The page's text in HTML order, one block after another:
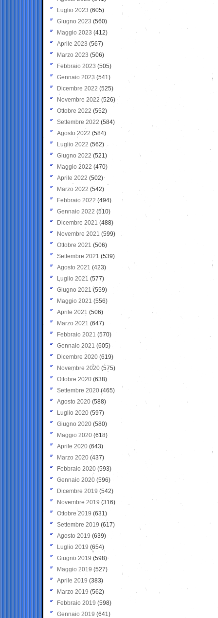
Luglio 2023 (605)
Giugno 2023 (560)
Maggio 2023 (412)
Aprile 2023 (567)
Marzo 2023 (506)
Febbraio 2023 (505)
Gennaio 2023 (541)
Dicembre 2022 (525)
Novembre 2022 (526)
Ottobre 2022 (552)
Settembre 2022 (584)
Agosto 2022 (584)
Luglio 2022 (562)
Giugno 2022 (521)
Maggio 2022 (470)
Aprile 2022 (502)
Marzo 2022 (542)
Febbraio 2022 (494)
Gennaio 2022 (510)
Dicembre 2021 (488)
Novembre 2021 (599)
Ottobre 2021 (506)
Settembre 2021 (539)
Agosto 2021 (423)
Luglio 2021 (577)
Giugno 2021(559)
Maggio 2021 (556)
Aprile 2021 (506)
Marzo 2021 (647)
Febbraio 2021 (570)
Gennaio 2021 (605)
Dicembre 2020 (619)
Novembre 2020 (575)
Ottobre 2020 (638)
Settembre 2020(465)
Agosto 2020 (588)
Luglio 2020 (597)
Giugno 2020 (580)
Maggio 2020 (618)
Aprile 2020 (643)
Marzo 2020 (437)
Febbraio 2020 (593)
Gennaio 2020 (596)
Dicembre 2019 (542)
Novembre 2019 (316)
Ottobre 2019 (631)
Settembre 2019 (617)
Agosto 2019 (639)
Luglio 2019 (654)
Giugno 2019 (598)
Maggio 2019 (527)
Aprile 2019 (383)
Marzo 2019 (562)
Febbraio 2019 (598)
Gennaio 2019 (641)